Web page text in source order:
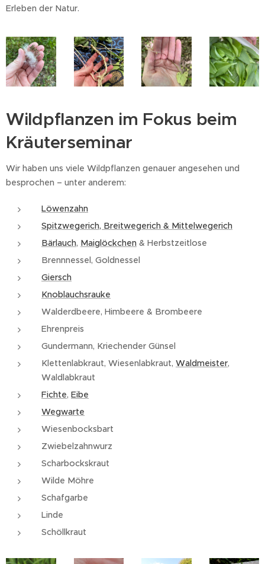
Erleben der Natur.
Wildpflanzen im Fokus beim
Kräuterseminar
Wir haben uns viele Wildpflanzen genauer angesehen und
besprochen – unter anderem:
Löwenzahn
Spitzwegerich, Breitwegerich & Mittelwegerich
Bärlauch, Maiglöckchen & Herbstzeitlose
Brennnessel, Goldnessel
Giersch
Knoblauchsrauke
Walderdbeere, Himbeere & Brombeere
Ehrenpreis
Gundermann, Kriechender Günsel
Klettenlabkraut, Wiesenlabkraut, Waldmeister,
Waldlabkraut
Fichte, Eibe
Wegwarte
Wiesenbocksbart
Zwiebelzahnwurz
Scharbockskraut
Wilde Möhre
Schafgarbe
Linde
Schöllkraut